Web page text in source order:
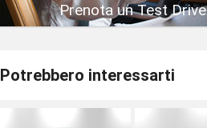
Prenota un Test Drive
Potrebbero interessarti